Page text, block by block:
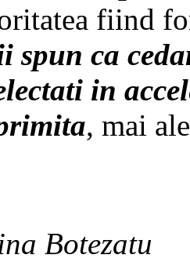
fiind
spun ca
in
, mai
Botezatu